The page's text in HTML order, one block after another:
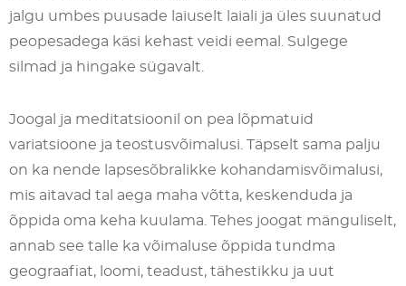
jalgu umbes puusade laiuselt laiali ja üles suunatud
peopesadega käsi kehast veidi eemal. Sulgege
silmad ja hingake sügavalt.
Joogal ja meditatsioonil on pea lõpmatuid
variatsioone ja teostusvõimalusi. Täpselt sama palju
on ka nende lapsesõbralikke kohandamisvõimalusi,
mis aitavad tal aega maha võtta, keskenduda ja
õppida oma keha kuulama. Tehes joogat mänguliselt,
annab see talle ka võimaluse õppida tundma
geograafiat, loomi, teadust, tähestikku ja uut